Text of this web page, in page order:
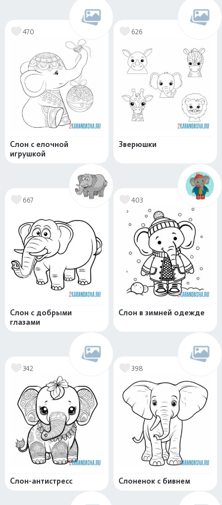
470
Слон с елочной
игрушкой
626
Зверюшки
667
Слон с добрыми
глазами
403
Слон в зимней одежде
342
Слон-антистресс
398
Слоненок с бивнем